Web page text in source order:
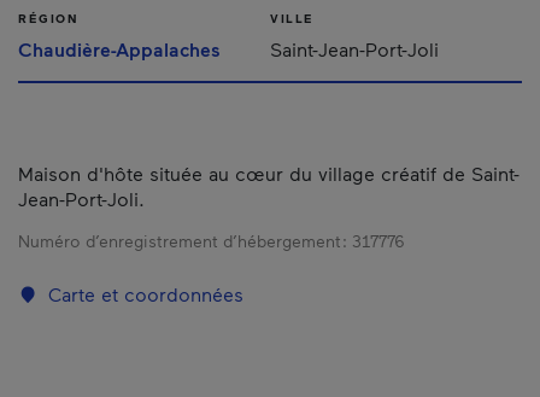
RÉGION
Chaudière-Appalaches
VILLE
Saint-Jean-Port-Joli
Maison d'hôte située au cœur du village créatif de Saint-
Jean-Port-Joli.
Numéro d’enregistrement d’hébergement : 317776
Carte et coordonnées